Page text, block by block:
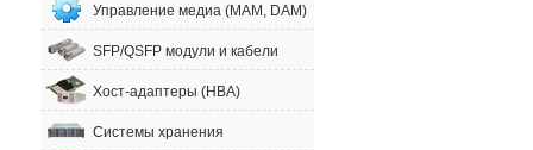
Управление медиа (MAM, DAM)
SFP/QSFP модули и кабели
Хост-адаптеры (HBA)
Системы хранения